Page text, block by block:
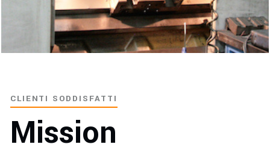
CLIENTI SODDISFATTI
Mission